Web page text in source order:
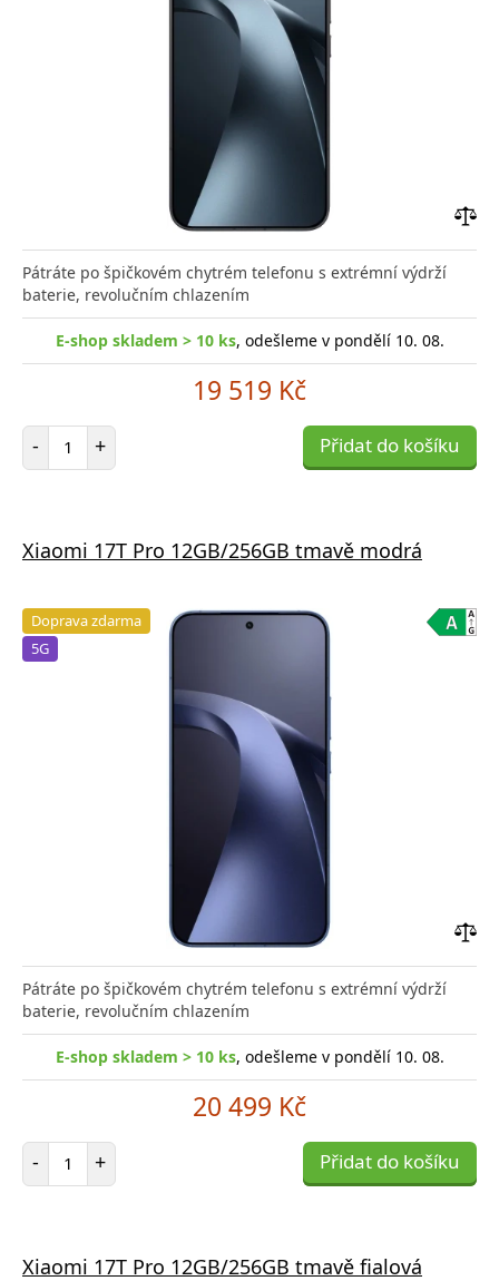
Pátráte po špičkovém chytrém telefonu s extrémní výdrží
baterie, revolučním chlazením
E-shop skladem > 10 ks, odešleme v pondělí 10. 08.
19 519 Kč
- Počet položek
+ Přidat do košíku
Xiaomi 17T Pro 12GB/256GB tmavě modrá
Doprava zdarma
5G
Pátráte po špičkovém chytrém telefonu s extrémní výdrží
baterie, revolučním chlazením
E-shop skladem > 10 ks, odešleme v pondělí 10. 08.
20 499 Kč
- Počet položek
+ Přidat do košíku
Xiaomi 17T Pro 12GB/256GB tmavě fialová